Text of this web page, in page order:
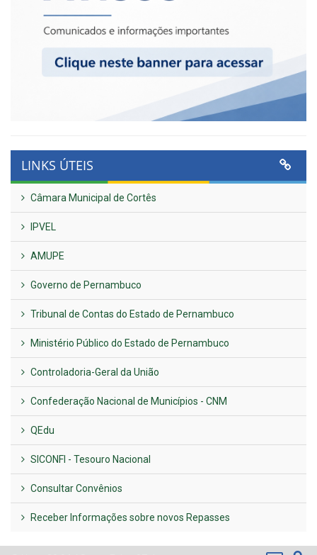
LINKS ÚTEIS
Câmara Municipal de Cortês
IPVEL
AMUPE
Governo de Pernambuco
Tribunal de Contas do Estado de Pernambuco
Ministério Público do Estado de Pernambuco
Controladoria-Geral da União
Confederação Nacional de Municípios - CNM
QEdu
SICONFI - Tesouro Nacional
Consultar Convênios
Receber Informações sobre novos Repasses